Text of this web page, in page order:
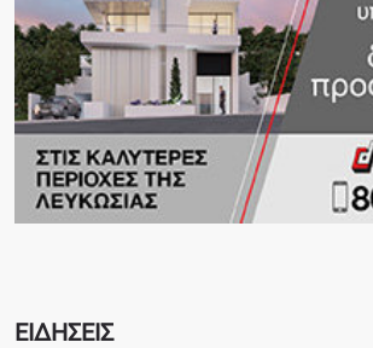
ΕΙΔΗΣΕΙΣ